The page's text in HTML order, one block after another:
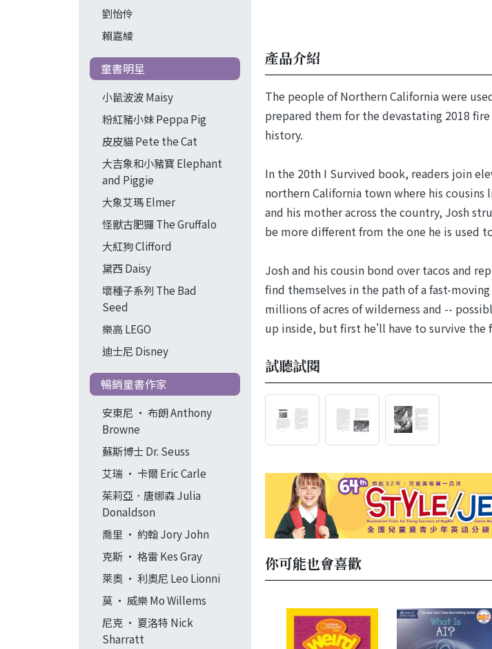
劉怡伶
賴嘉綾
童書明星
小鼠波波 Maisy
粉紅豬小妹 Peppa Pig
皮皮貓 Pete the Cat
大吉象和小豬寶 Elephant
and Piggie
大象艾瑪 Elmer
怪獸古肥玀 The Gruffalo
大紅狗 Clifford
黛西 Daisy
壞種子系列 The Bad
Seed
樂高 LEGO
迪士尼 Disney
暢銷童書作家
安東尼 ‧ 布朗 Anthony
Browne
蘇斯博士 Dr. Seuss
艾瑞 ‧ 卡爾 Eric Carle
茱莉亞．唐娜森 Julia
Donaldson
喬里 ‧ 約翰 Jory John
克斯 ‧ 格雷 Kes Gray
萊奧 ‧ 利奧尼 Leo Lionni
莫 ‧ 威樂 Mo Willems
尼克 ‧ 夏洛特 Nick
Sharratt
產品介紹
The people of Northern California were
prepared them for the devastating 2018
history.
In the 20th I Survived book, readers join
northern California town where his
and his mother across the country, Josh
be more different from the one he is used
Josh and his cousin bond over tacos and
find themselves in the path of a fast-
millions of acres of wilderness and --
up inside, but first he'll have to survive the
試聽試閱
你可能也會喜歡